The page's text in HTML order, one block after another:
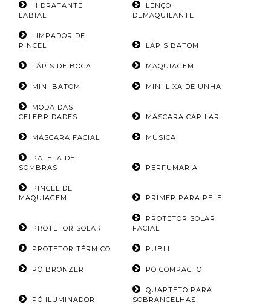
HIDRATANTE
LABIAL
LENÇO
DEMAQUILANTE
LIMPADOR DE
PINCEL
LÁPIS BATOM
LÁPIS DE BOCA MAQUIAGEM
MINI BATOM MINI LIXA DE UNHA
MODA DAS
CELEBRIDADES
MÁSCARA CAPILAR
MÁSCARA FACIAL MÚSICA
PALETA DE
SOMBRAS
PERFUMARIA
PINCEL DE
MAQUIAGEM
PRIMER PARA PELE
PROTETOR SOLAR
PROTETOR SOLAR
FACIAL
PROTETOR TÉRMICO PUBLI
PÓ BRONZER PÓ COMPACTO
PÓ ILUMINADOR
QUARTETO PARA
SOBRANCELHAS